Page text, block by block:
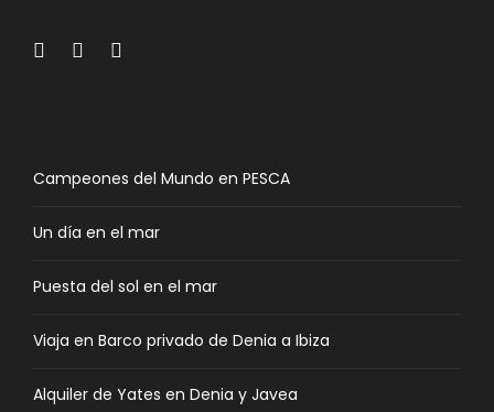
Campeones del Mundo en PESCA
Un día en el mar
Puesta del sol en el mar
Viaja en Barco privado de Denia a Ibiza
Alquiler de Yates en Denia y Javea